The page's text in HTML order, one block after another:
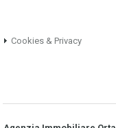
Cookies & Privacy